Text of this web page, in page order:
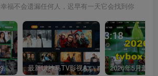
幸福不会遗漏任何人，迟早有一天它会找到你
2026最新版绿豆UI9双端影视APP源码 最新UI神马TV影视APP源码 乐檬影视苹果CMS后台 包含前后端源码